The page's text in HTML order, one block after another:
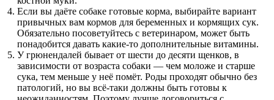
Если вы даёте собаке готовые корма, выбирайте вариант
привычных вам кормов для беременных и кормящих сук.
Обязательно посоветуйтесь с ветеринаром, может быть
понадобится давать какие-то дополнительные витамины.
У грюнендалей бывает от шести до десяти щенков, в
зависимости от возраста собаки — чем моложе и старше
сука, тем меньше у неё помёт. Роды проходят обычно без
патологий, но вы всё-таки должны быть готовы к